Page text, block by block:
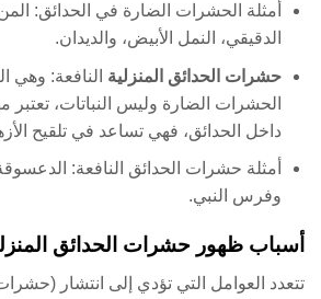
أمثلة الحشرات الضارة في الحدائق:
الدقيقي، النمل الأبيض، والديدان.
حشرات الحدائق المنزلية النافعة: وهي
الحشرات الضارة وليس النباتات، تعتبر
داخل الحدائق، فهي تساعد في تلقيح
أمثلة حشرات الحدائق النافعة:
وفرس النبي.
أسباب ظهور حشرات الحدائق
تتعدد العوامل التي تؤدي إلى انتشار